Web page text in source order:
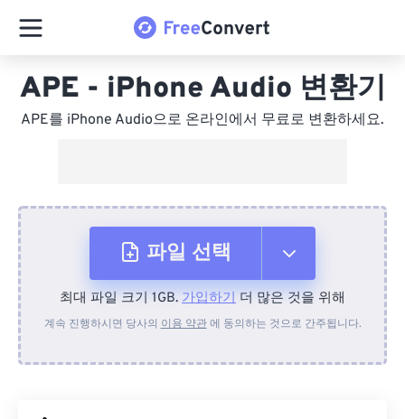
APE - iPhone Audio 변환기
APE를 iPhone Audio으로 온라인에서 무료로 변환하세요.
파일 선택
장치에서
최대 파일 크기 1GB. 가입하기 더 많은 것을 위해
계속 진행하시면 당사의 이용 약관에 동의하는 것으로 간주됩니다.